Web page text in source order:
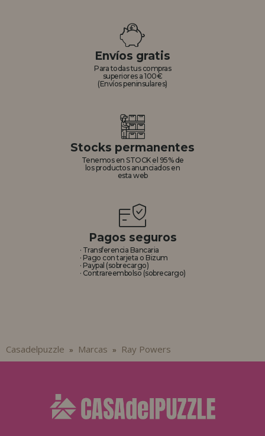
REGISTRO DISTRIBUIDOR
Envíos gratis
Para todas tus compras
superiores a 100€
(Envíos peninsulares)
Stocks permanentes
Tenemos en STOCK el 95% de
los productos anunciados en
esta web
Pagos seguros
· Transferencia Bancaria
· Pago con tarjeta o Bizum
· Paypal (sobrecargo)
· Contrareembolso (sobrecargo)
Casadelpuzzle » Marcas » Ray Powers